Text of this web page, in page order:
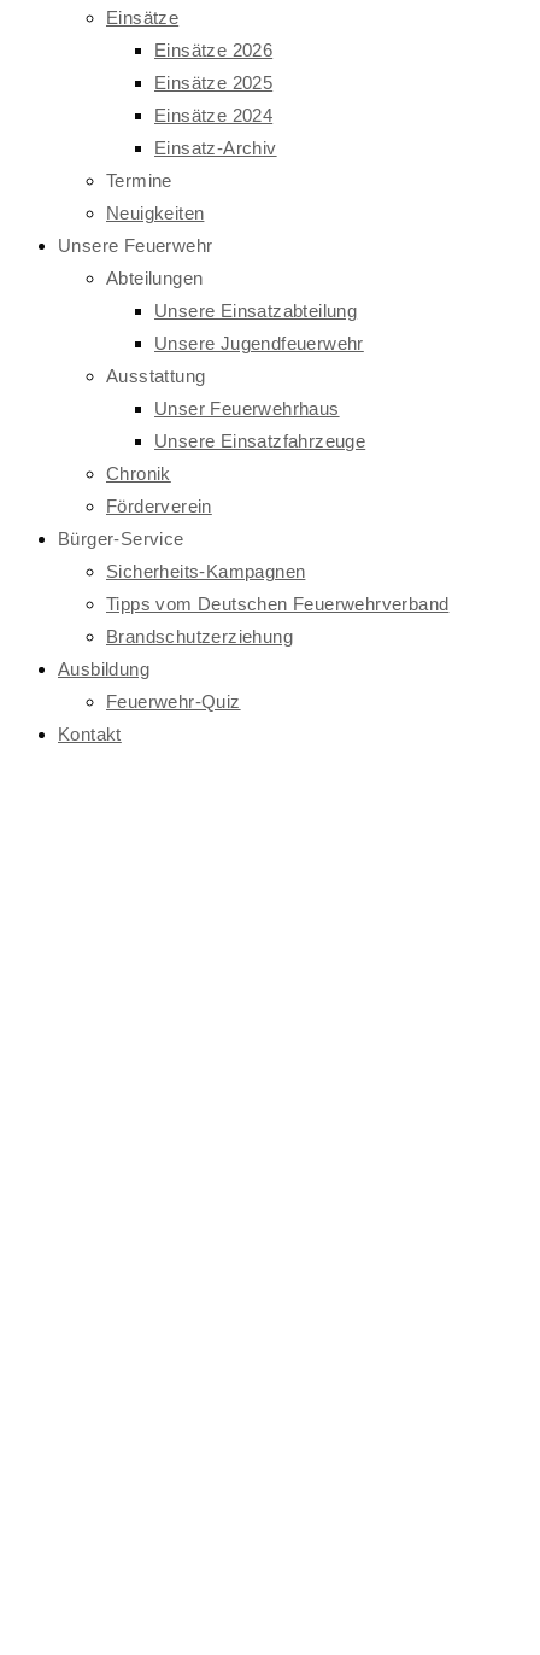
Einsätze
Einsätze 2026
Einsätze 2025
Einsätze 2024
Einsatz-Archiv
Termine
Neuigkeiten
Unsere Feuerwehr
Abteilungen
Unsere Einsatzabteilung
Unsere Jugendfeuerwehr
Ausstattung
Unser Feuerwehrhaus
Unsere Einsatzfahrzeuge
Chronik
Förderverein
Bürger-Service
Sicherheits-Kampagnen
Tipps vom Deutschen Feuerwehrverband
Brandschutzerziehung
Ausbildung
Feuerwehr-Quiz
Kontakt